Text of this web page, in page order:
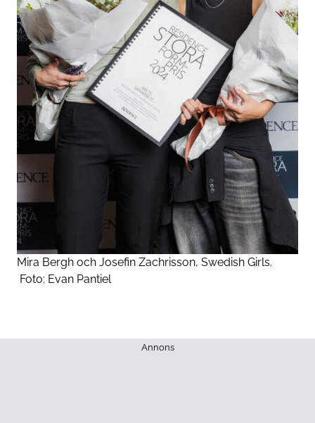
Mira Bergh och Josefin Zachrisson, Swedish Girls.
Foto: Evan Pantiel
Annons